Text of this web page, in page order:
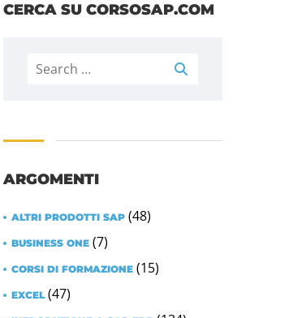
CERCA SU CORSOSAP.COM
ARGOMENTI
ALTRI PRODOTTI SAP (48)
BUSINESS ONE (7)
CORSI DI FORMAZIONE (15)
EXCEL(47)